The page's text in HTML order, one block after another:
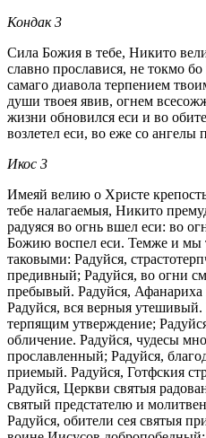
Кондак 3
Сила Божия в тебе, Никито
славно прославися, не токмо
самаго диавола терпением
души твоея явив, огнем
жизни обновился еси и во
возлетел еси, во еже со ангелы
Икос 3
Имеяй велию о Христе
тебе налагаемыя, Никито
радуяся во огнь вшел еси: во
Божию воспел еси. Темже и мы
таковыми: Радуйся,
предивный; Радуйся, во огни
пребывый. Радуйся,
Радуйся, вся верныя утешивый.
терпящим утверждение;
обличение. Радуйся, чудесы
прославленный; Радуйся,
приемый. Радуйся, Готфския
Радуйся, Церкви святыя
святый предстателю и
Радуйся, обители сея святыя